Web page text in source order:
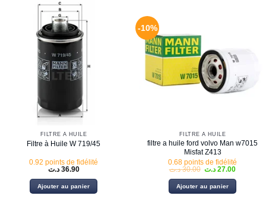
FILTRE À HUILE
Filtre à Huile W 719/45
0.92 points de fidélité
36.90 د.ت
Ajouter au panier
-10%
FILTRE À HUILE
filtre a huile ford volvo Man w7015
Misfat Z413
0.68 points de fidélité
30.00 د.ت
Le
initial
était :
27.00 د.ت
Le
actuel
est :
Ajouter au panier